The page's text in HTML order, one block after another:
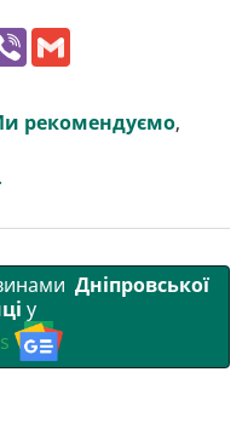
V
r l
рекомендуємо,
Дніпровської
у
s